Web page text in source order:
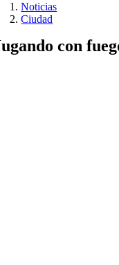
Noticias
Ciudad
con